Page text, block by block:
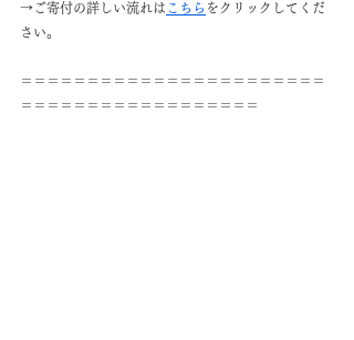
→ご寄付の詳しい流れは こちら をクリックしてくだ
さい。
＝＝＝＝＝＝＝＝＝＝＝＝＝＝＝＝＝＝＝＝＝＝＝
＝＝＝＝＝＝＝＝＝＝＝＝＝＝＝＝＝＝